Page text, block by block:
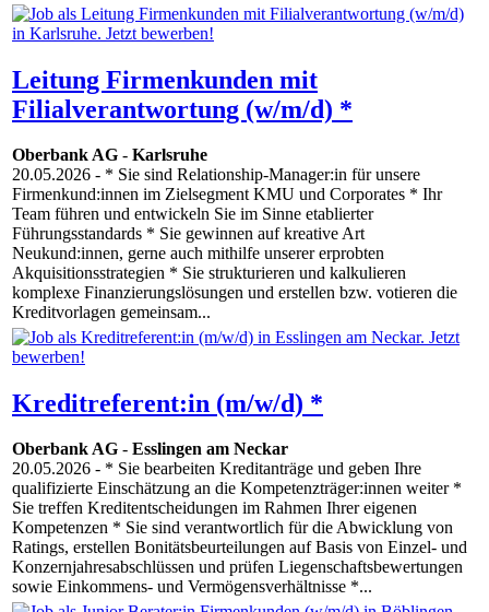
Leitung Firmenkunden mit
Filialverantwortung (w/m/d) *
Oberbank AG - Karlsruhe
20.05.2026 - * Sie sind Relationship-Manager:in für unsere
Firmenkund:innen im Zielsegment KMU und Corporates * Ihr
Team führen und entwickeln Sie im Sinne etablierter
Führungsstandards * Sie gewinnen auf kreative Art
Neukund:innen, gerne auch mithilfe unserer erprobten
Akquisitionsstrategien * Sie strukturieren und kalkulieren
komplexe Finanzierungslösungen und erstellen bzw. votieren die
Kreditvorlagen gemeinsam...
Kreditreferent:in (m/w/d) *
Oberbank AG - Esslingen am Neckar
20.05.2026 - * Sie bearbeiten Kreditanträge und geben Ihre
qualifizierte Einschätzung an die Kompetenzträger:innen weiter *
Sie treffen Kreditentscheidungen im Rahmen Ihrer eigenen
Kompetenzen * Sie sind verantwortlich für die Abwicklung von
Ratings, erstellen Bonitätsbeurteilungen auf Basis von Einzel- und
Konzernjahresabschlüssen und prüfen Liegenschaftsbewertungen
sowie Einkommens- und Vermögensverhältnisse *...